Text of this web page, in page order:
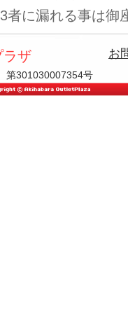
者に漏れる事は御
ラザ
301030007354号
お